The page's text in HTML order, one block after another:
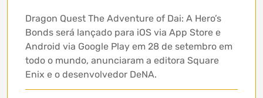
Dragon Quest The Adventure of Dai: A Hero’s
Bonds será lançado para iOS via App Store e
Android via Google Play em 28 de setembro em
todo o mundo, anunciaram a editora Square
Enix e o desenvolvedor DeNA.